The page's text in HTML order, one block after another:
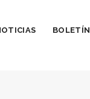
BOLETÍN